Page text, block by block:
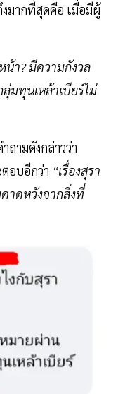
มากที่สุดคือ เมื่อมีผู้
น้า? มีความกังวล
มทุนเหล้าเบียร์ไม่
ถามดังกล่าวว่า
อบอีกว่า “เรื่องสุรา
าดหวังจากสิ่งที่